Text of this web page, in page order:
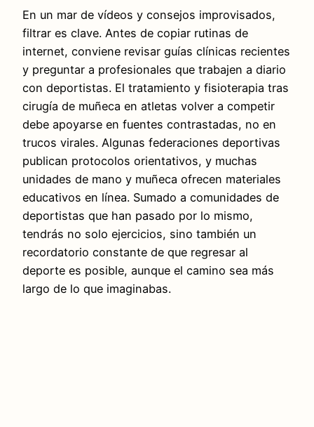
En un mar de vídeos y consejos improvisados,
filtrar es clave. Antes de copiar rutinas de
internet, conviene revisar guías clínicas recientes
y preguntar a profesionales que trabajen a diario
con deportistas. El tratamiento y fisioterapia tras
cirugía de muñeca en atletas volver a competir
debe apoyarse en fuentes contrastadas, no en
trucos virales. Algunas federaciones deportivas
publican protocolos orientativos, y muchas
unidades de mano y muñeca ofrecen materiales
educativos en línea. Sumado a comunidades de
deportistas que han pasado por lo mismo,
tendrás no solo ejercicios, sino también un
recordatorio constante de que regresar al
deporte es posible, aunque el camino sea más
largo de lo que imaginabas.